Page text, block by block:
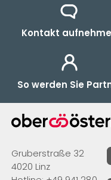
Kontakt
So werden Sie
Gruberstraße 32
4020 Linz